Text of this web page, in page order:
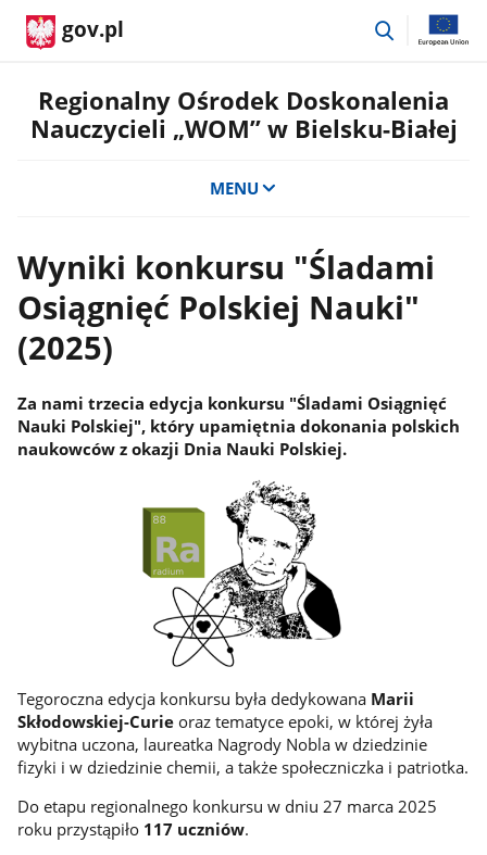
gov.pl
przejdź
Regionalny Ośrodek Doskonalenia
Nauczycieli „WOM” w Bielsku-Białej
MENU
Wyniki konkursu "Śladami
Osiągnięć Polskiej Nauki"
(2025)
Za nami trzecia edycja konkursu "Śladami Osiągnięć
Nauki Polskiej", który upamiętnia dokonania polskich
naukowców z okazji Dnia Nauki Polskiej.
Tegoroczna edycja konkursu była dedykowana Marii
Skłodowskiej-Curieoraz tematyce epoki, w której żyła
wybitna uczona, laureatka Nagrody Nobla w dziedzinie
fizyki i w dziedzinie chemii, a także społeczniczka i patriotka.
Do etapu regionalnego konkursu w dniu 27 marca 2025
roku przystąpiło 117 uczniów.